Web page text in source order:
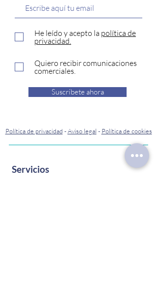
He leído y acepto la política de
privacidad.
Quiero recibir comunicaciones
comerciales.
Suscríbete ahora
Política de privacidad -Aviso legal - Política de cookies
Servicios